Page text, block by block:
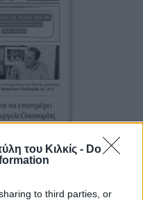
του Κιλκίς - Do
to third parties, or